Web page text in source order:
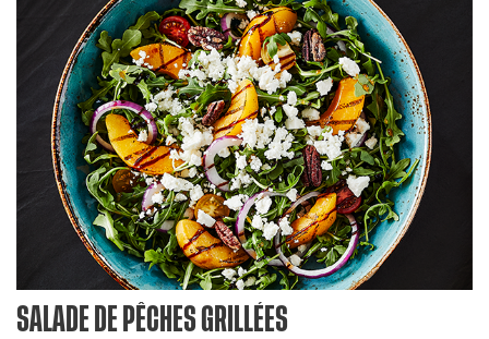
SALADE DE PÊCHES GRILLÉES